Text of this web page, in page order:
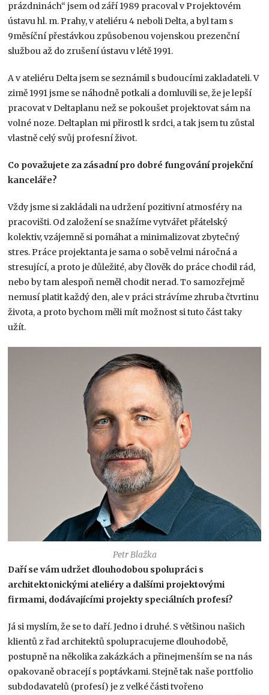
prázdninách“ jsem od září 1989 pracoval v Projektovém
ústavu hl. m. Prahy, v ateliéru 4 neboli Delta, a byl tam s
9měsíční přestávkou způsobenou vojenskou prezenční
službou až do zrušení ústavu v létě 1991.
A v ateliéru Delta jsem se seznámil s budoucími zakladateli. V
zimě 1991 jsme se náhodně potkali a domluvili se, že je lepší
pracovat v Deltaplanu než se pokoušet projektovat sám na
volné noze. Deltaplan mi přirostl k srdci, a tak jsem tu zůstal
vlastně celý svůj profesní život.
Co považujete za zásadní pro dobré fungování projekční
kanceláře?
Vždy jsme si zakládali na udržení pozitivní atmosféry na
pracovišti. Od založení se snažíme vytvářet přátelský
kolektiv, vzájemně si pomáhat a minimalizovat zbytečný
stres. Práce projektanta je sama o sobě velmi náročná a
stresující, a proto je důležité, aby člověk do práce chodil rád,
nebo by tam alespoň neměl chodit nerad. To samozřejmě
nemusí platit každý den, ale v práci strávíme zhruba čtvrtinu
života, a proto bychom měli mít možnost si tuto část taky
užít.
Petr Blažka
Daří se vám udržet dlouhodobou spolupráci s
architektonickými ateliéry a dalšími projektovými
firmami, dodávajícími projekty speciálních profesí?
Já si myslím, že se to daří. Jedno i druhé. S většinou našich
klientů z řad architektů spolupracujeme dlouhodobě,
postupně na několika zakázkách a přinejmenším se na nás
opakovaně obracejí s poptávkami. Stejně tak naše portfolio
subdodavatelů (profesí) je z velké části tvořeno